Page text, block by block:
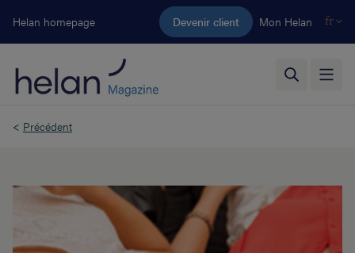
Aller au contenu principal
Helan homepage Devenir client Mon Helan fr
< Précédent